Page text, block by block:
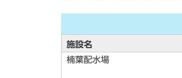
施設名
楠葉配水場